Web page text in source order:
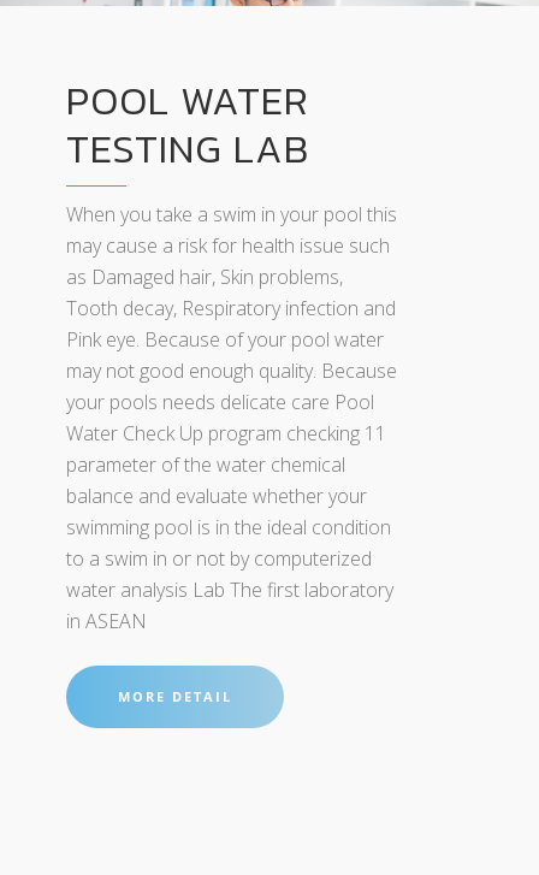
POOL WATER
TESTING LAB
When you take a swim in your pool this
may cause a risk for health issue such
as Damaged hair, Skin problems,
Tooth decay, Respiratory infection and
Pink eye. Because of your pool water
may not good enough quality. Because
your pools needs delicate care Pool
Water Check Up program checking 11
parameter of the water chemical
balance and evaluate whether your
swimming pool is in the ideal condition
to a swim in or not by computerized
water analysis Lab The first laboratory
in ASEAN
MORE DETAIL